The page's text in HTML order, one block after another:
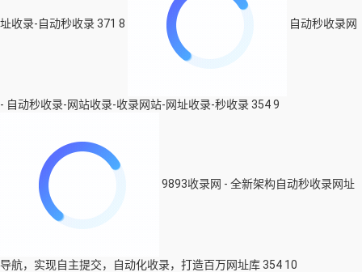
址收录-自动秒收录371 8 自动秒收录网
- 自动秒收录-网站收录-收录网站-网址收录-秒收录3549
9893收录网 - 全新架构自动秒收录网址
导航，实现自主提交，自动化收录，打造百万网址库354 10